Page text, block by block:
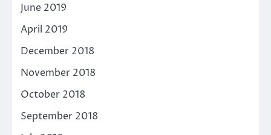
June 2019
April 2019
December 2018
November 2018
October 2018
September 2018